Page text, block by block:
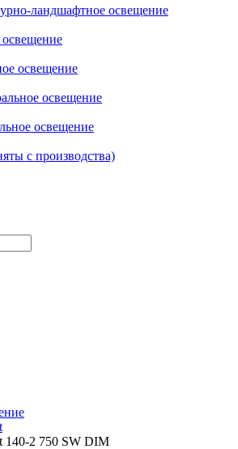
ландшафтное освещение
освещение
освещение
освещение
с производства)
140-2 750 SW DIM